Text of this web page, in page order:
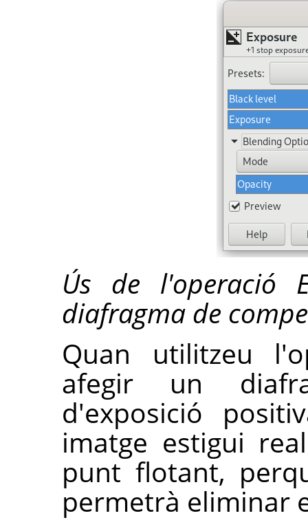
Ús de l'operació
diafragma de
Quan utilitzeu
afegir un
d'exposició
imatge estigui
punt flotant,
permetrà eliminar